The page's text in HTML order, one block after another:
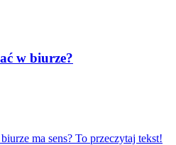
w biurze?
ma sens? To przeczytaj tekst!